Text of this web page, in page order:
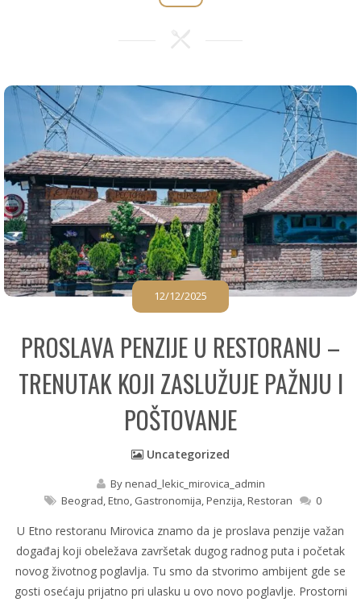
12/12/2025
PROSLAVA PENZIJE U RESTORANU –
TRENUTAK KOJI ZASLUŽUJE PAŽNJU I
POŠTOVANJE
Uncategorized
Bynenad_lekic_mirovica_admin
Beograd,Etno, Gastronomija,Penzija,Restoran 0
U Etno restoranu Mirovica znamo da je proslava penzije važan
događaj koji obeležava završetak dugog radnog puta i početak
novog životnog poglavlja. Tu smo da stvorimo ambijent gde se
gosti osećaju prijatno pri ulasku u ovo novo poglavlje. Prostorni